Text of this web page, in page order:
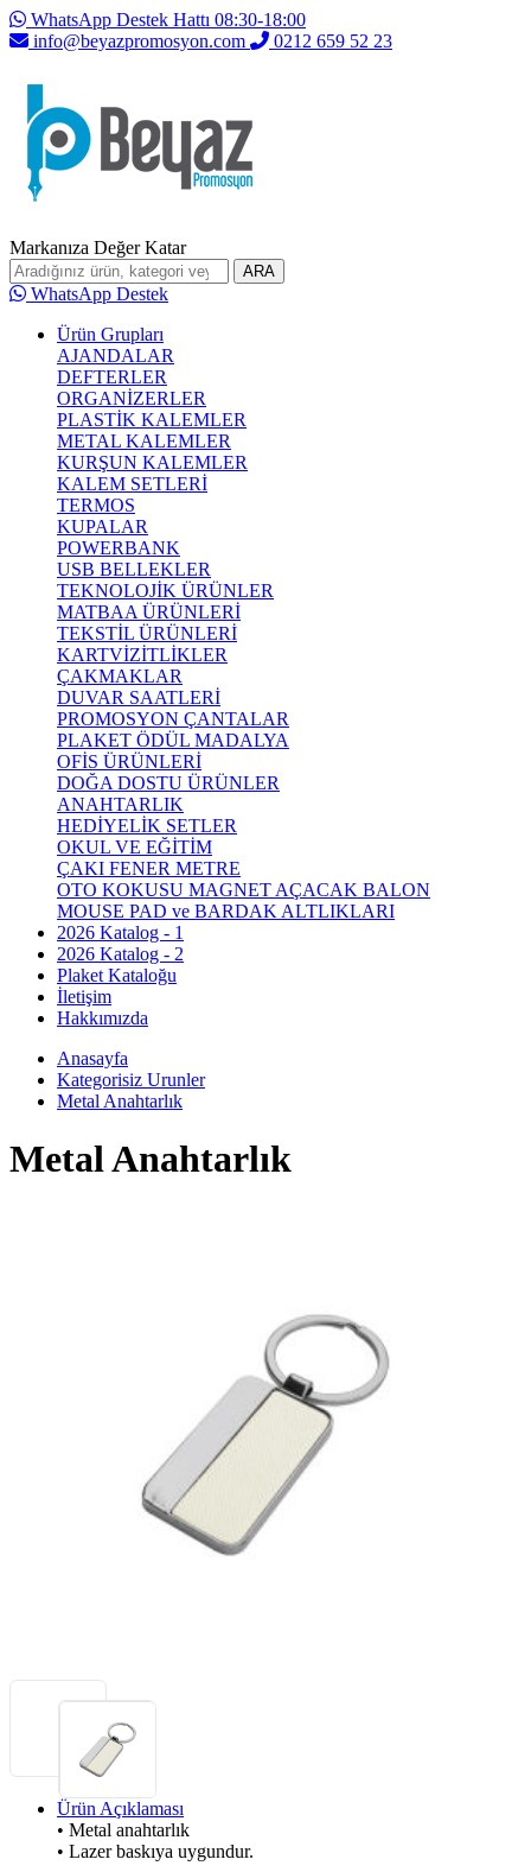
WhatsApp Destek Hattı 08:30-18:00
info@beyazpromosyon.com
0212 659 52 23
Markanıza Değer Katar
ARA
WhatsApp Destek
Ürün Grupları
AJANDALAR
DEFTERLER
ORGANİZERLER
PLASTİK KALEMLER
METAL KALEMLER
KURŞUN KALEMLER
KALEM SETLERİ
TERMOS
KUPALAR
POWERBANK
USB BELLEKLER
TEKNOLOJİK ÜRÜNLER
MATBAA ÜRÜNLERİ
TEKSTİL ÜRÜNLERİ
KARTVİZİTLİKLER
ÇAKMAKLAR
DUVAR SAATLERİ
PROMOSYON ÇANTALAR
PLAKET ÖDÜL MADALYA
OFİS ÜRÜNLERİ
DOĞA DOSTU ÜRÜNLER
ANAHTARLIK
HEDİYELİK SETLER
OKUL VE EĞİTİM
ÇAKI FENER METRE
OTO KOKUSU MAGNET AÇACAK BALON
MOUSE PAD ve BARDAK ALTLIKLARI
2026 Katalog - 1
2026 Katalog - 2
Plaket Kataloğu
İletişim
Hakkımızda
Anasayfa
Kategorisiz Urunler
Metal Anahtarlık
Metal Anahtarlık
Ürün Açıklaması
• Metal anahtarlık
• Lazer baskıya uygundur.